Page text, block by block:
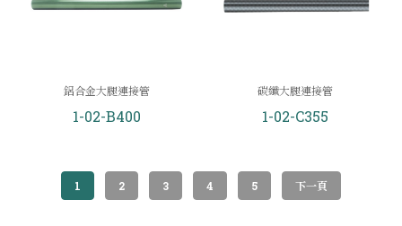
鋁合金大腿連接管
1-02-B400
碳纖大腿連接管
1-02-C355
1 2 3 4 5 下一頁